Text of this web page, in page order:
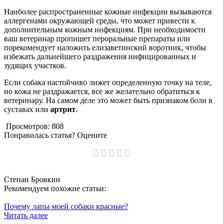
Наиболее распространенные кожные инфекции вызываются
аллергенами окружающей среды, что может привести к
дополнительным кожным инфекциям. При необходимости
ваш ветеринар пропишет пероральные препараты или
порекомендует наложить елизаветинский воротник, чтобы
избежать дальнейшего раздражения инфицированных и
зудящих участков.
Если собака настойчиво лижет определенную точку на теле,
но кожа не раздражается, все же желательно обратиться к
ветеринару. На самом деле это может быть признаком боли в
суставах или артрит.
Просмотров: 808
Понравилась статья? Оцените
Степан Бровкин
Рекомендуем похожие статьи:
Почему лапы моей собаки красные?
Читать далее